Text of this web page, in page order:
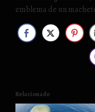
emblema de un
Relacionado